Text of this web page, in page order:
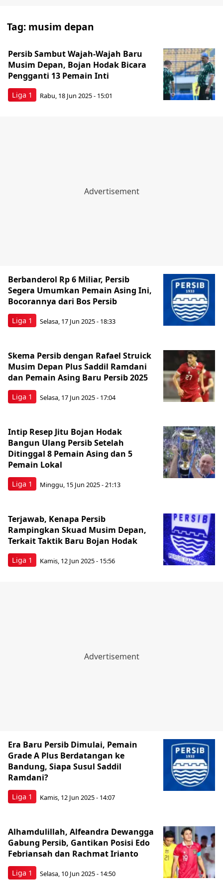
Tag: musim depan
Liga 1
Persib Sambut Wajah-Wajah Baru
Musim Depan, Bojan Hodak Bicara
Pengganti 13 Pemain Inti
Rabu, 18 Jun 2025 - 15:01
Liga 1
Berbanderol Rp 6 Miliar, Persib
Segera Umumkan Pemain Asing Ini,
Bocorannya dari Bos Persib
Selasa, 17 Jun 2025 - 18:33
Liga 1
Skema Persib dengan Rafael Struick
Musim Depan Plus Saddil Ramdani
dan Pemain Asing Baru Persib 2025
Selasa, 17 Jun 2025 - 17:04
Liga 1
Intip Resep Jitu Bojan Hodak
Bangun Ulang Persib Setelah
Ditinggal 8 Pemain Asing dan 5
Pemain Lokal
Minggu, 15 Jun 2025 - 21:13
Liga 1
Terjawab, Kenapa Persib
Rampingkan Skuad Musim Depan,
Terkait Taktik Baru Bojan Hodak
Kamis, 12 Jun 2025 - 15:56
Liga 1
Era Baru Persib Dimulai, Pemain
Grade A Plus Berdatangan ke
Bandung, Siapa Susul Saddil
Ramdani?
Kamis, 12 Jun 2025 - 14:07
Liga 1
Alhamdulillah, Alfeandra Dewangga
Gabung Persib, Gantikan Posisi Edo
Febriansah dan Rachmat Irianto
Selasa, 10 Jun 2025 - 14:50